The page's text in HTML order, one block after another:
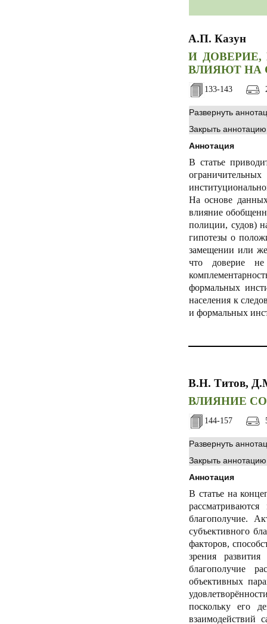
А.П. Казун
И
ВЛИЯЮТ НА
133-143
Развернуть
Закрыть аннотацию
Аннотация
В статье
На основе
влияние
полиции, судов)
гипотезы о
замещении или
что доверие не
формальных
населения к
и формальных
В.Н. Титов,
ВЛИЯНИЕ
144-157
Развернуть
Закрыть аннотацию
Аннотация
В статье на
благополучие.
субъективного
факторов,
зрения
благополучие
объективных
поскольку его
взаимодействий